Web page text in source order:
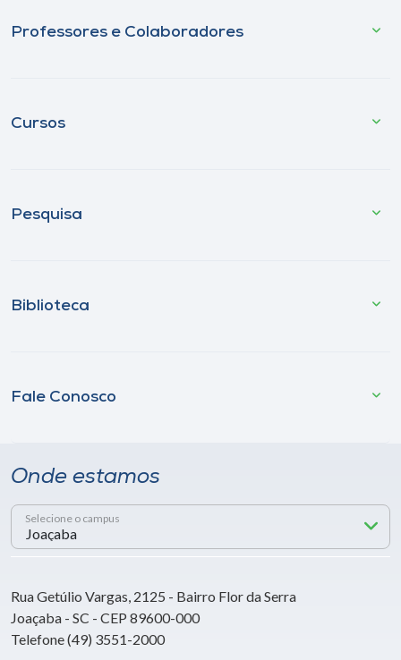
Professores e Colaboradores
Cursos
Pesquisa
Biblioteca
Fale Conosco
Onde estamos
Selecione o campus
Rua Getúlio Vargas, 2125 - Bairro Flor da Serra
Joaçaba - SC - CEP 89600-000
Telefone (49) 3551-2000